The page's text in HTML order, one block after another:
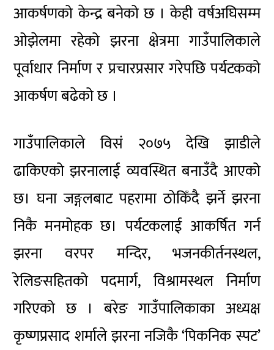
आकर्षणको केन्द्र बनेको छ । केही वर्षअघिसम्म
ओझेलमा रहेको झरना क्षेत्रमा गाउँपालिकाले
पूर्वाधार निर्माण र प्रचारप्रसार गरेपछि पर्यटकको
आकर्षण बढेको छ ।
गाउँपालिकाले विसं २०७५ देखि झाडीले
ढाकिएको झरनालाई व्यवस्थित बनाउँदै आएको
छ। घना जङ्गलबाट पहरामा ठोकिँदै झर्ने झरना
निकै मनमोहक छ। पर्यटकलाई आकर्षित गर्न
झरना वरपर मन्दिर, भजनकीर्तनस्थल,
रेलिङसहितको पदमार्ग, विश्रामस्थल निर्माण
गरिएको छ । बरेङ गाउँपालिकाका अध्यक्ष
कृष्णप्रसाद शर्माले झरना नजिकै ‘पिकनिक स्पट’